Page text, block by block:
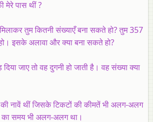
मेरे पास थीं ?
तुम कितनी संख्याएँ बना सकते हो? तुम 357
इसके अलावा और क्या बना सकते हो?
जाए तो वह दुगनी हो जाती है। वह संख्या क्या
नावें थीं जिसके टिकटों की कीमतें भी अलग-अलग
समय भी अलग-अलग था।